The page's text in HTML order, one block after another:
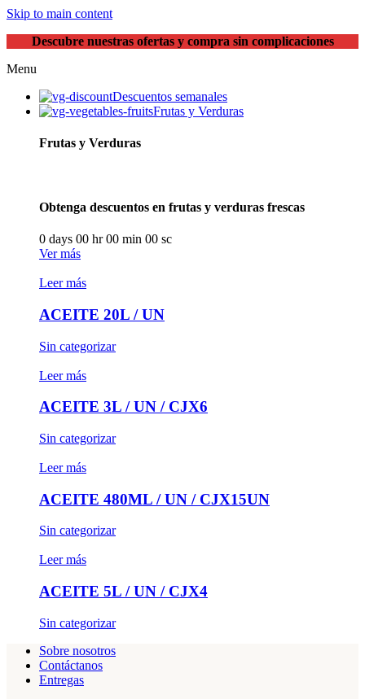
Skip to main content
Descubre nuestras ofertas y compra sin complicaciones
Menu
Descuentos semanales
Frutas y Verduras
Frutas y Verduras
Obtenga descuentos en frutas y verduras frescas
0 days 00 hr00 min 00 sc
Ver más
Leer más
ACEITE 20L / UN
Sin categorizar
Leer más
ACEITE 3L / UN / CJX6
Sin categorizar
Leer más
ACEITE 480ML / UN / CJX15UN
Sin categorizar
Leer más
ACEITE 5L / UN / CJX4
Sin categorizar
Sobre nosotros
Contáctanos
Entregas